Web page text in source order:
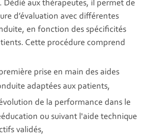
aux thérapeutes, il permet de
d’évaluation avec différentes
en fonction des spécificités
Cette procédure comprend
prise en main des aides
adaptées aux patients,
de la performance dans le
ou suivant l'aide technique
validés,